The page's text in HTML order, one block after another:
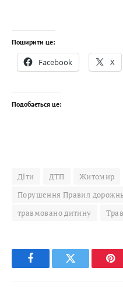
Поширити це:
Facebook X
Подобається це:
Діти ДТП Житомир
Порушення Правил
травмовано дитину
FacebookTwitter